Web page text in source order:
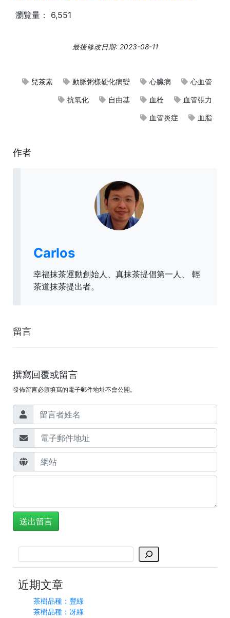
瀏覽量：
6,551
最後修改日期: 2023-08-11
兒茶素 動脈粥樣硬化病變 心臟病 心血管
抗氧化 自由基 血栓 血管張力
血管炎症 血脂
作者
Carlos
幸福抹茶運動創始人、真抹茶提倡第一人、 輕
茶道抹茶提出者。
留言
撰寫回覆或留言
發佈留言必須填寫的電子郵件地址不會公開。
尋
近期文章
茶樹品種：豐綠
茶樹品種：冴綠